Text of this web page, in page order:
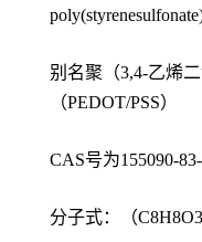
别名聚（3,4-乙烯
（PEDOT/PSS）
CAS号为155090-
分子式：（